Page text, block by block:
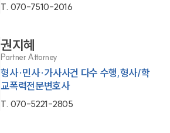
T. 070-7510-2016
권지혜
Partner Attorney
형사·민사·가사사건 다수 수행,형사/학
교폭력전문변호사
T. 070-5221-2805